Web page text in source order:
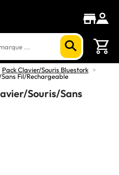
Pack Clavier/Souris Bluestork >
Fil/Rechargeable
Souris/Sans